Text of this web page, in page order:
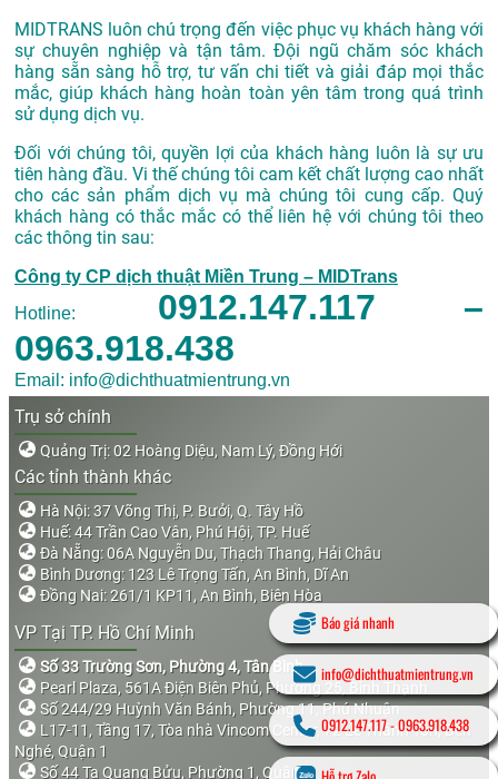
MIDTRANS luôn chú trọng đến việc phục vụ khách hàng với
sự chuyên nghiệp và tận tâm. Đội ngũ chăm sóc khách
hàng sẵn sàng hỗ trợ, tư vấn chi tiết và giải đáp mọi thắc
mắc, giúp khách hàng hoàn toàn yên tâm trong quá trình
sử dụng dịch vụ.
Đối với chúng tôi, quyền lợi của khách hàng luôn là sự ưu
tiên hàng đầu. Vi thế chúng tôi cam kết chất lượng cao nhất
cho các sản phẩm dịch vụ mà chúng tôi cung cấp. Quý
khách hàng có thắc mắc có thể liên hệ với chúng tôi theo
các thông tin sau:
Công ty CP dịch thuật Miền Trung – MIDTrans
Hotline: 0912.147.117 –
0963.918.438
Email: info@dichthuatmientrung.vn
Trụ sở chính
Quảng Trị: 02 Hoàng Diệu, Nam Lý, Đồng Hới
Các tỉnh thành khác
Hà Nội: 37 Võng Thị, P. Bưởi, Q. Tây Hồ
Huế: 44 Trần Cao Vân, Phú Hội, TP. Huế
Đà Nẵng: 06A Nguyễn Du, Thạch Thang, Hải Châu
Bình Dương: 123 Lê Trọng Tấn, An Bình, Dĩ An
Đồng Nai: 261/1 KP11, An Bình, Biên Hòa
VP Tại TP. Hồ Chí Minh
Số 33 Trường Sơn, Phường 4, Tân Bình
Pearl Plaza, 561A Điện Biên Phủ, Phường 25, Bình Thạnh
Số 244/29 Huỳnh Văn Bánh, Phường 11, Phú Nhuận
L17-11, Tầng 17, Tòa nhà Vincom Center, 72 Lê Thánh Tôn, Bến
Nghé, Quận 1
Số 44 Tạ Quang Bửu, Phường 1, Quận 8
Báo giá nhanh
info@dichthuatmientrung.vn
0912.147.117-0963.918.438